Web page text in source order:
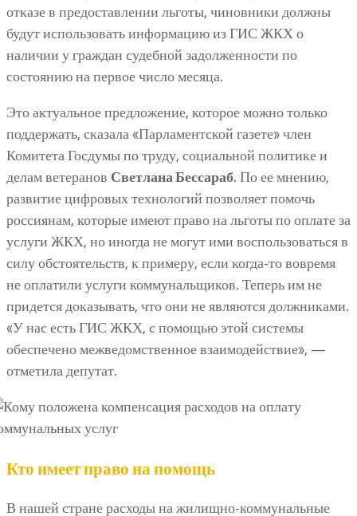
отказе в предоставлении льготы, чиновники должны
будут использовать информацию из ГИС ЖКХ о
наличии у граждан судебной задолженности по
состоянию на первое число месяца.
Это актуальное предложение, которое можно только
поддержать, сказала «Парламентской газете» член
Комитета Госдумы по труду, социальной политике и
делам ветеранов Светлана Бессараб. По ее мнению,
развитие цифровых технологий позволяет помочь
россиянам, которые имеют право на льготы по оплате за
услуги ЖКХ, но иногда не могут ими воспользоваться в
силу обстоятельств, к примеру, если когда-то вовремя
не оплатили услуги коммунальщиков. Теперь им не
придется доказывать, что они не являются должниками.
«У нас есть ГИС ЖКХ, с помощью этой системы
обеспечено межведомственное взаимодействие», —
отметила депутат.
Кто имеет право на помощь
В нашей стране расходы на жилищно-коммунальные